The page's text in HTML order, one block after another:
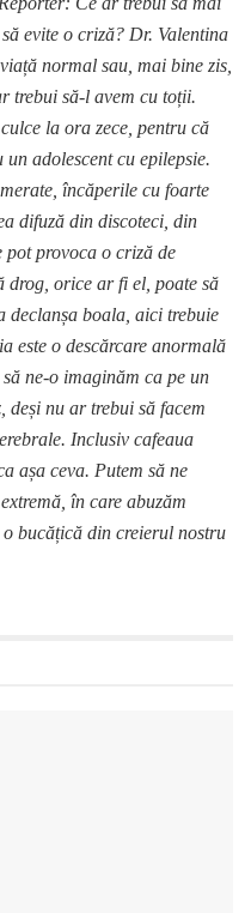
evite o criză? Dr. Valentina
normal sau, mai bine zis,
trebui să-l avem cu toții.
la ora zece, pentru că
adolescent cu epilepsie.
încăperile cu foarte
difuză din discoteci, din
pot provoca o criză de
drog, orice ar fi el, poate să
declanșa boala, aici trebuie
este o descărcare anormală
ne-o imaginăm ca pe un
deși nu ar trebui să facem
Inclusiv cafeaua
așa ceva. Putem să ne
în care abuzăm
bucățică din creierul nostru